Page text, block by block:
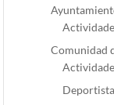
Comunidad